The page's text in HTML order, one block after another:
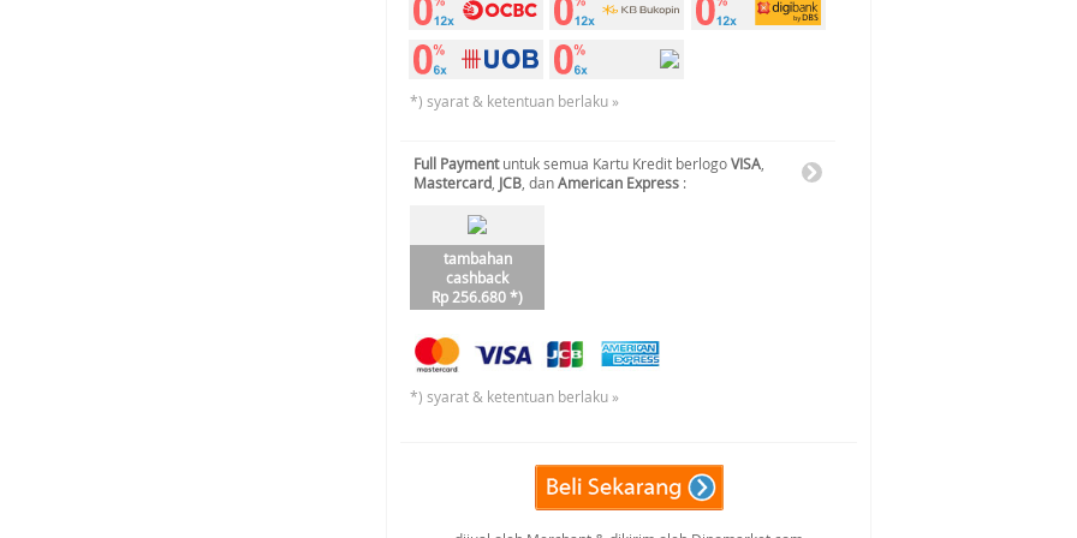
*) syarat & ketentuan berlaku »
Full Paymentuntuk semua Kartu Kredit berlogoVISA
Mastercard JCB , danAmerican Express :
tambahan
cashback
Rp 256.680 *)
*) syarat & ketentuan berlaku »